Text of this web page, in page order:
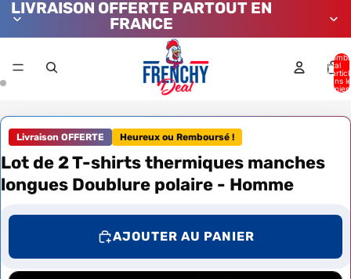
LIVRAISON OFFERTE PARTOUT EN
FRANCE
total
dans le
Livraison OFFERTE Heureux ou Remboursé !
Lot de 2 T-shirts thermiques manches
longues Doublure polaire - Homme
AJOUTER AU PANIER